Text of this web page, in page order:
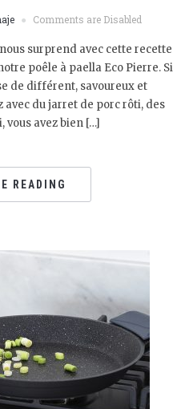
Comments are Disabled
surprend avec cette recette
poêle à paella Eco Pierre. Si
de différent, savoureux et
avec du jarret de porc rôti, des
vous avez bien […]
READING